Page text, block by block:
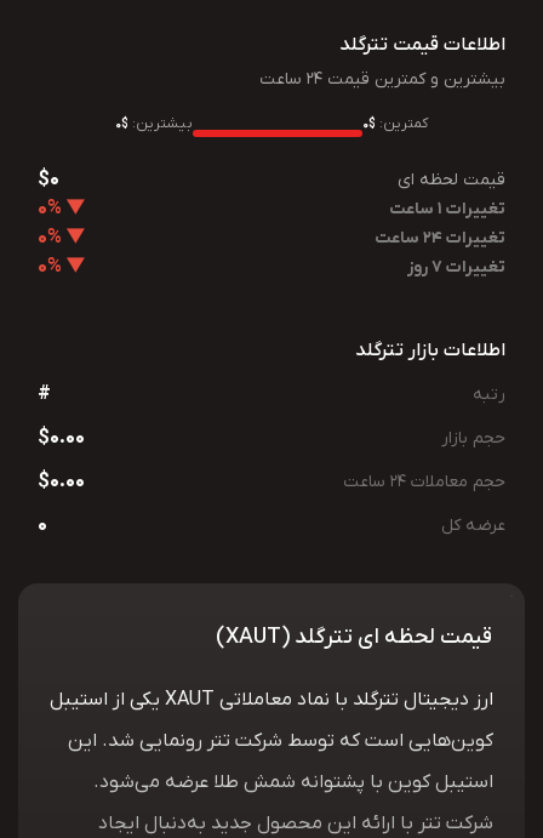
اطلاعات قیمت تترگلد
بیشترین و کمترین قیمت 24 ساعت
کمترین: $0 بیشترین: $0
قیمت لحظه ای $0
تغییرات 1 ساعت ▼ 0%
تغییرات 24 ساعت ▼ 0%
تغییرات 7 روز ▼ 0%
اطلاعات بازار تترگلد
رتبه #
حجم بازار $0.00
حجم معاملات 24 ساعت $0.00
عرضه کل 0
قیمت لحظه ای تترگلد (XAUT)
ارز دیجیتال تترگلد با نماد معاملاتی XAUT یکی از استیبل
کوین‌هایی است که توسط شرکت تتر رونمایی شد. این
استیبل کوین با پشتوانه شمش طلا عرضه می‌شود.
شرکت تتر با ارائه این محصول جدید به‌دنبال ایجاد